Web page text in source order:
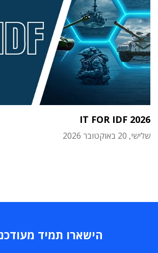
IT FOR IDF 2026
שלישי, 20 באוקטובר 2026
הישארו תמיד